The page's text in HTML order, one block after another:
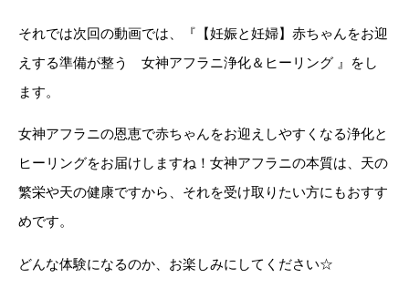
それでは次回の動画では、『【妊娠と妊婦】赤ちゃんをお迎
えする準備が整う 女神アフラニ浄化＆ヒーリング 』をし
ます。
女神アフラニの恩恵で赤ちゃんをお迎えしやすくなる浄化と
ヒーリングをお届けしますね！女神アフラニの本質は、天の
繁栄や天の健康ですから、それを受け取りたい方にもおすす
めです。
どんな体験になるのか、お楽しみにしてください☆